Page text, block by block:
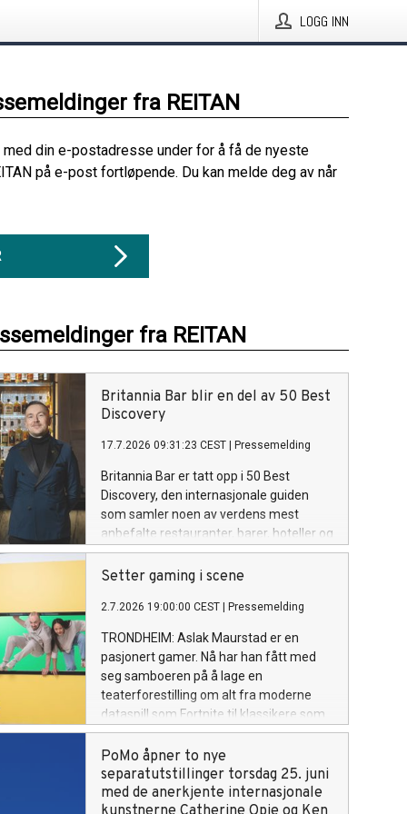
LOGG INN
fra REITAN
din e-postadresse under for å få de nyeste
på e-post fortløpende. Du kan melde deg av når
fra REITAN
Britannia Bar blir en del av 50 Best
Discovery
17.7.2026 09:31:23 CEST Pressemelding
Britannia Bar er tatt opp i 50 Best
Discovery, den internasjonale guiden
som samler noen av verdens mest
anbefalte restauranter, barer, hoteller og
vingårder. 50 Best Discovery er en
internasjonale reise- og
bak The World's 50 Best. Utvelgelsen
bransjeeksperter i The World's 50 Best
Academies og er en anerkjennelse av
steder som har utmerket seg
internasjonalt. 50 Best Discovery er en
utvidelse av de årlige 50 Best-listene.
Setter gaming i scene
2.7.2026 19:00:00 CEST Pressemelding
TRONDHEIM: Aslak Maurstad er en
pasjonert gamer. Nå har han fått med
seg samboeren på å lage en
teaterforestilling om alt fra moderne
dataspill som Fortnite til klassikere som
Ludo.
PoMo åpner to nye
separatutstillinger torsdag 25. juni
med de anerkjente internasjonale